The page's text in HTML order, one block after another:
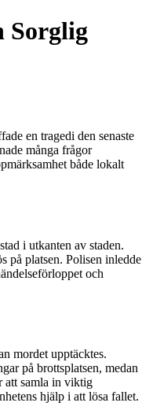
Sorglig
en tragedi den senaste
många frågor
både lokalt
i utkanten av staden.
på platsen. Polisen inledde
och
mordet upptäcktes.
på brottsplatsen, medan
att samla in viktig
hjälp i att lösa fallet.